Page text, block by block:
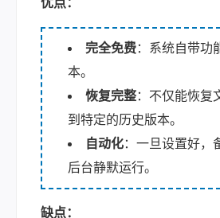
优点：
完全免费：系统自带功
本。
恢复完整：不仅能恢复
到特定的历史版本。
自动化：一旦设置好，
后台静默运行。
缺点：